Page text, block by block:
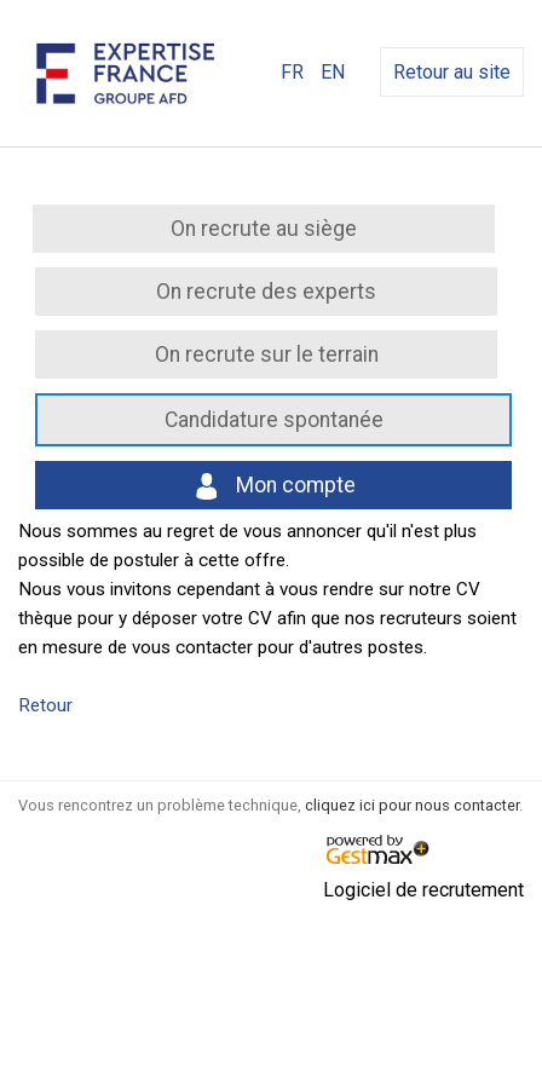
FR EN Retour au site
On recrute au siège
On recrute des experts
On recrute sur le terrain
Candidature spontanée
Mon compte
Nous sommes au regret de vous annoncer qu'il n'est plus
possible de postuler à cette offre.
Nous vous invitons cependant à vous rendre sur notre CV
thèque pour y déposer votre CV afin que nos recruteurs soient
en mesure de vous contacter pour d'autres postes.
Retour
Vous rencontrez un problème technique, cliquez ici pour nous contacter.
Logiciel de recrutement